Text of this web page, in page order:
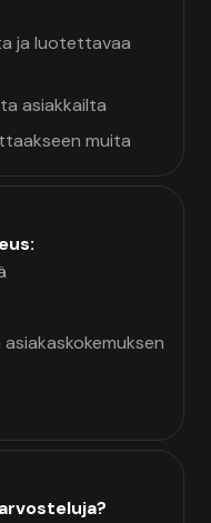
ja luotettavaa
asiakkailta
muita